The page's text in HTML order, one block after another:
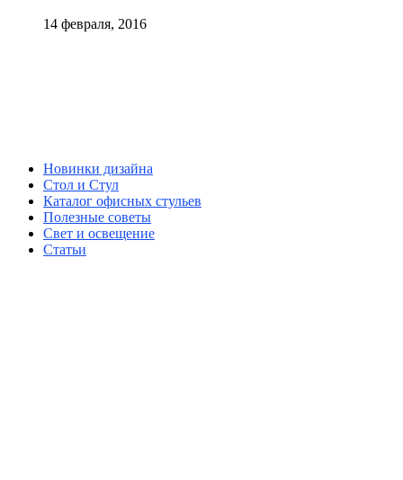
14 февраля, 2016
Новинки дизайна
Стол и Стул
Каталог офисных стульев
Полезные советы
Свет и освещение
Статьи